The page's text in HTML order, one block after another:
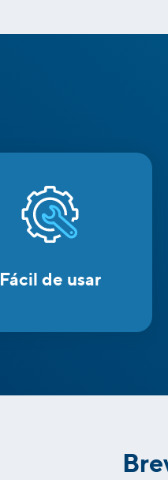
Fácil de usar